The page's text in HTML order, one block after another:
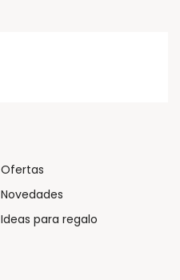
Ofertas
Novedades
Ideas para regalo